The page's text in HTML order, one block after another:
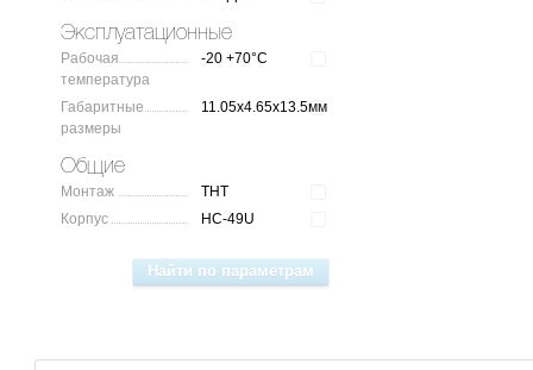
Эксплуатационные
Рабочая
температура
-20 +70°C
Габаритные
размеры
11.05x4.65x13.5мм
Общие
Монтаж
THT
Корпус
HC-49U